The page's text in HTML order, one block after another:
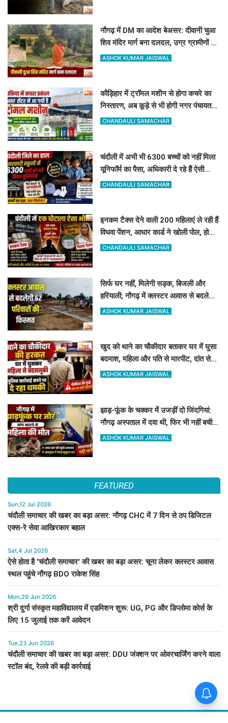
नौगढ़ में DM का आदेश बेअसर: दीवानी चुआ
शिव मंदिर मार्ग बना दलदल, उग्र ग्रामीणों ने
दी चक्का जाम की चेतावनी
ASHOK KUMAR JAISWAL
कौड़िहार में ट्रॉमल मशीन से होगा कचरे का
निस्तारण, अब कूड़े से भी होगी नगर पंचायत
की बंपर कमाई
CHANDAULI SAMACHAR
चंदौली में अभी भी 6300 बच्चों को नहीं मिला
यूनिफॉर्म का पैसा, अधिकारी दे रहे हैं ऐसी
दलील
CHANDAULI SAMACHAR
इनकम टैक्स देने वाली 200 महिलाएं ले रही हैं
विधवा पेंशन, आधार कार्ड ने खोली पोल, होगी
रिकवरी
CHANDAULI SAMACHAR
सिर्फ घर नहीं, मिलेगी सड़क, बिजली और
हरियाली; नौगढ़ में क्लस्टर आवास से बदलेगी
62 परिवारों की किस्मत
ASHOK KUMAR JAISWAL
खुद को थाने का चौकीदार बताकर घर में घुसा
बदमाश, महिला और पति से मारपीट, दांत से
काटा
ASHOK KUMAR JAISWAL
झाड़-फूंक के चक्कर में उजड़ीं दो जिंदगियां:
नौगढ़ अस्पताल में दवा थी, फिर भी नहीं बची
गर्भवती की जान
ASHOK KUMAR JAISWAL
FEATURED
Sun,12 Jul 2026
चंदौली समाचार की खबर का बड़ा असर: नौगढ़ CHC में 7 दिन से ठप डिजिटल
एक्स-रे सेवा आखिरकार बहाल
Sat,4 Jul 2026
ऐसे होता है 'चंदौली समाचार' की खबर का बड़ा असर: चूना लेकर क्लस्टर आवास
स्थल पहुंचे नौगढ़ BDO राकेश सिंह
Mon,29 Jun 2026
श्री दुर्गा संस्कृत महाविद्यालय में एडमिशन शुरू: UG, PG और डिप्लोमा कोर्स के
लिए 15 जुलाई तक करें आवेदन
Tue,23 Jun 2026
चंदौली समाचार की खबर का बड़ा असर: DDU जंक्शन पर ओवरचार्जिंग करने वाला
स्टॉल बंद, रेलवे की बड़ी कार्रवाई